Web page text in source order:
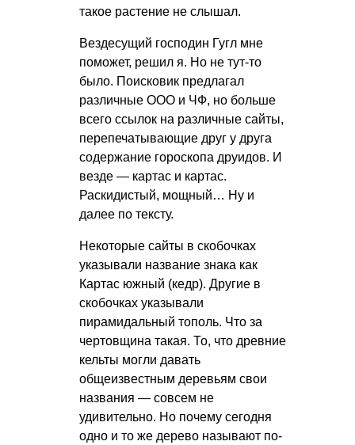
такое растение не слышал.
Вездесущий господин Гугл мне
поможет, решил я. Но не тут-то
было. Поисковик предлагал
различные ООО и ЧФ, но больше
всего ссылок на различные сайты,
перепечатывающие друг у друга
содержание гороскопа друидов. И
везде — картас и картас.
Раскидистый, мощный… Ну и
далее по тексту.
Некоторые сайты в скобочках
указывали название знака как
Картас южный (кедр). Другие в
скобочках указывали
пирамидальный тополь. Что за
чертовщина такая. То, что древние
кельты могли давать
общеизвестным деревьям свои
названия — совсем не
удивительно. Но почему сегодня
одно и то же дерево называют по-